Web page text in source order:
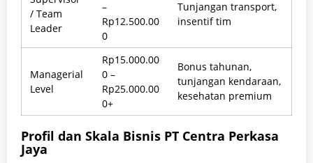
/ Team
Leader
–
Rp12.500.00
0
Tunjangan transport,
insentif tim
Managerial
Level
Rp15.000.00
0 –
Rp25.000.00
0+
Bonus tahunan,
tunjangan kendaraan,
kesehatan premium
Profil dan Skala Bisnis PT Centra Perkasa
Jaya